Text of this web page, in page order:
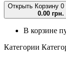
Открыть Корзину 0
0.00 грн.
В корзине
Категории